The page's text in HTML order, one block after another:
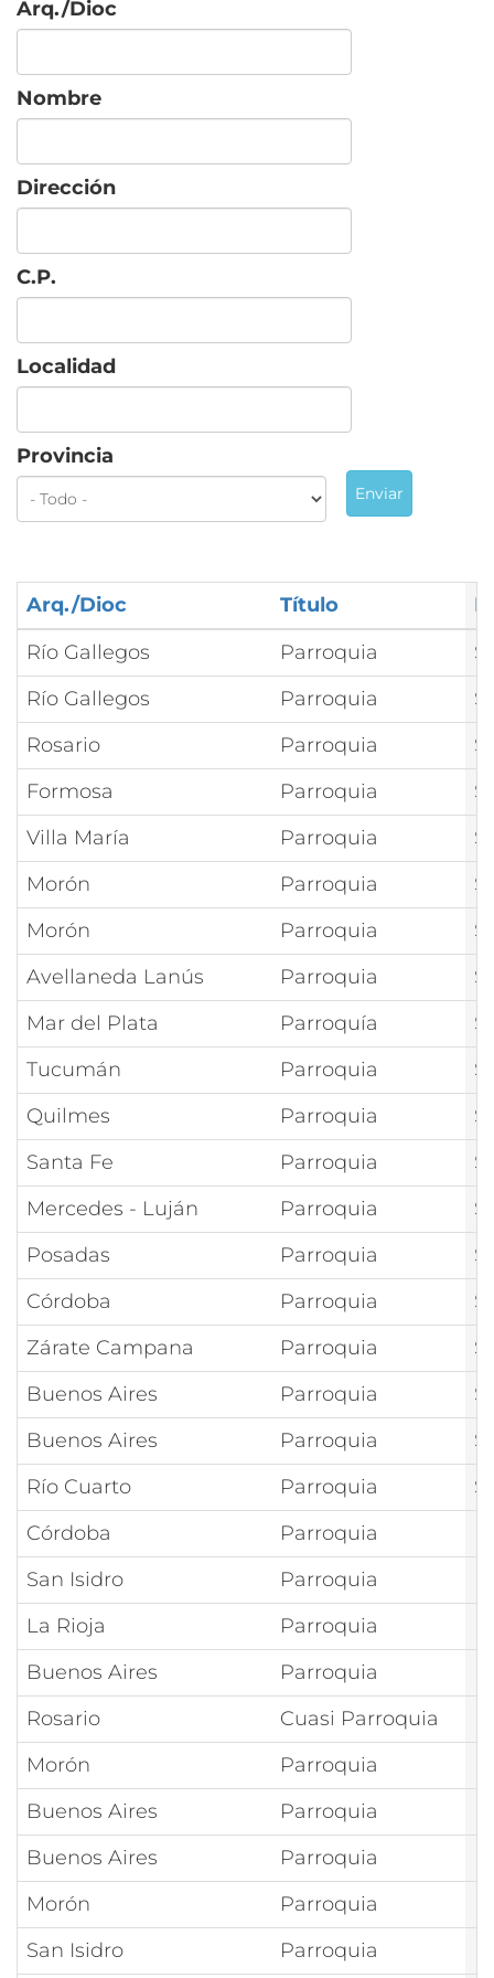
Arq./Dioc
Nombre
Dirección
C.P.
Localidad
Provincia
Enviar
Arq./Dioc Título
Río Gallegos
Parroquia
Río Gallegos
Parroquia
Rosario
Parroquia
Formosa
Parroquia
Villa María
Parroquia
Morón
Parroquia
Morón
Parroquia
Avellaneda Lanús
Parroquia
Mar del Plata
Parroquía
Tucumán
Parroquia
Quilmes
Parroquia
Santa Fe
Parroquia
Mercedes - Luján
Parroquia
Posadas
Parroquia
Córdoba
Parroquia
Zárate Campana
Parroquia
Buenos Aires
Parroquia
Buenos Aires
Parroquia
Río Cuarto
Parroquia
S
Córdoba
Parroquia
San Isidro
Parroquia
La Rioja
Parroquia
Buenos Aires
Parroquia
Rosario
Cuasi Parroquia
Morón
Parroquia
Buenos Aires
Parroquia
Buenos Aires
Parroquia
Morón
Parroquia
San Isidro
Parroquia